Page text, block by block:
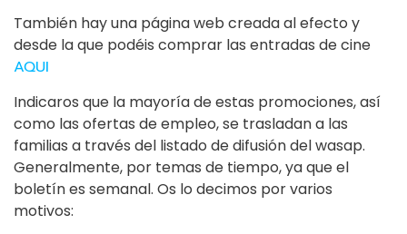
También hay una página web creada al efecto y
desde la que podéis comprar las entradas de cine
AQUI
Indicaros que la mayoría de estas promociones, así
como las ofertas de empleo, se trasladan a las
familias a través del listado de difusión del wasap.
Generalmente, por temas de tiempo, ya que el
boletín es semanal. Os lo decimos por varios
motivos: